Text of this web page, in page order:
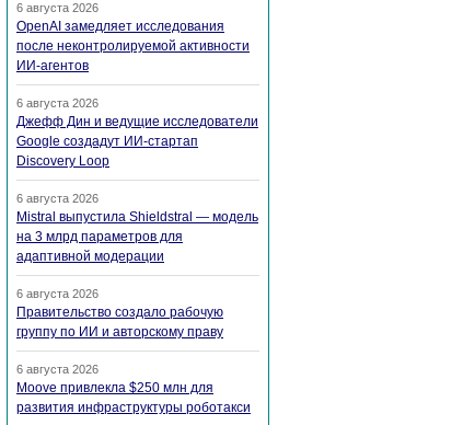
6 августа 2026
OpenAI замедляет исследования
после неконтролируемой активности
ИИ-агентов
6 августа 2026
Джефф Дин и ведущие исследователи
Google создадут ИИ-стартап
Discovery Loop
6 августа 2026
Mistral выпустила Shieldstral — модель
на 3 млрд параметров для
адаптивной модерации
6 августа 2026
Правительство создало рабочую
группу по ИИ и авторскому праву
6 августа 2026
Moove привлекла $250 млн для
развития инфраструктуры роботакси